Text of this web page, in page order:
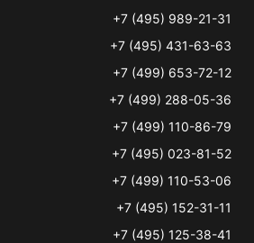
+7 (495) 989-21-31
+7 (495) 431-63-63
+7 (499) 653-72-12
+7 (499) 288-05-36
+7 (499) 110-86-79
+7 (495) 023-81-52
+7 (499) 110-53-06
+7 (495) 152-31-11
+7 (495) 125-38-41